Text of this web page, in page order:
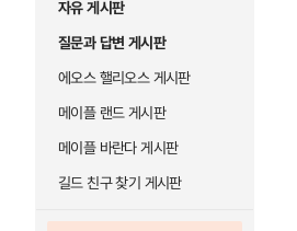
자유 게시판
질문과 답변 게시판
에오스 핼리오스 게시판
메이플 랜드 게시판
메이플 바란다 게시판
길드 친구 찾기 게시판